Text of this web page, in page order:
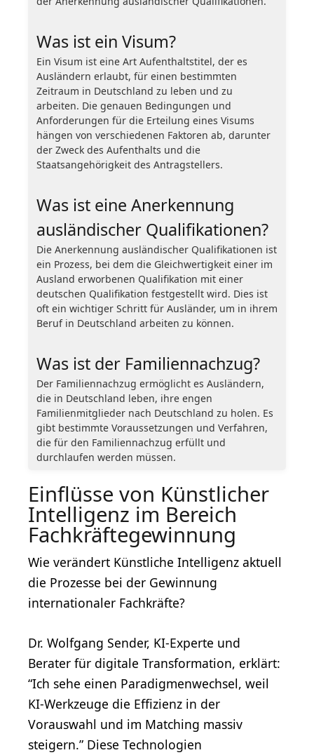
Was ist ein Visum?
Ein Visum ist eine Art Aufenthaltstitel, der es
Ausländern erlaubt, für einen bestimmten
Zeitraum in Deutschland zu leben und zu
arbeiten. Die genauen Bedingungen und
Anforderungen für die Erteilung eines Visums
hängen von verschiedenen Faktoren ab, darunter
der Zweck des Aufenthalts und die
Staatsangehörigkeit des Antragstellers.
Was ist eine Anerkennung
ausländischer Qualifikationen?
Die Anerkennung ausländischer Qualifikationen ist
ein Prozess, bei dem die Gleichwertigkeit einer im
Ausland erworbenen Qualifikation mit einer
deutschen Qualifikation festgestellt wird. Dies ist
oft ein wichtiger Schritt für Ausländer, um in ihrem
Beruf in Deutschland arbeiten zu können.
Was ist der Familiennachzug?
Der Familiennachzug ermöglicht es Ausländern,
die in Deutschland leben, ihre engen
Familienmitglieder nach Deutschland zu holen. Es
gibt bestimmte Voraussetzungen und Verfahren,
die für den Familiennachzug erfüllt und
durchlaufen werden müssen.
Einflüsse von Künstlicher
Intelligenz im Bereich
Fachkräftegewinnung
Wie verändert Künstliche Intelligenz aktuell
die Prozesse bei der Gewinnung
internationaler Fachkräfte?
Dr. Wolfgang Sender, KI-Experte und
Berater für digitale Transformation, erklärt:
“Ich sehe einen Paradigmenwechsel, weil
KI-Werkzeuge die Effizienz in der
Vorauswahl und im Matching massiv
steigern.” Diese Technologien